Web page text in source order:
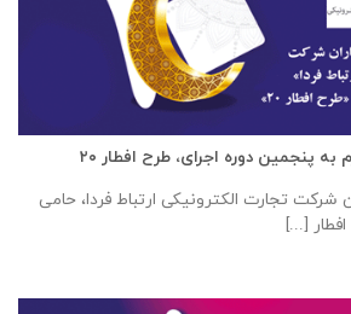
تجارت الکترونیکی ارتباط فردا، حامی
[...]